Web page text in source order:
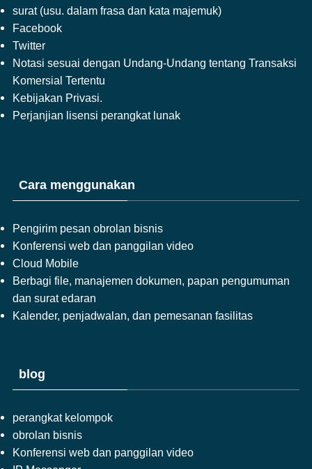
surat (usu. dalam frasa dan kata majemuk)
Facebook
Twitter
Notasi sesuai dengan Undang-Undang tentang Transaksi
Komersial Tertentu
Kebijakan Privasi.
Perjanjian lisensi perangkat lunak
Cara menggunakan
Pengirim pesan obrolan bisnis
Konferensi web dan panggilan video
Cloud Mobile
Berbagi file, manajemen dokumen, papan pengumuman
dan surat edaran
Kalender, penjadwalan, dan pemesanan fasilitas
blog
perangkat kelompok
obrolan bisnis
Konferensi web dan panggilan video